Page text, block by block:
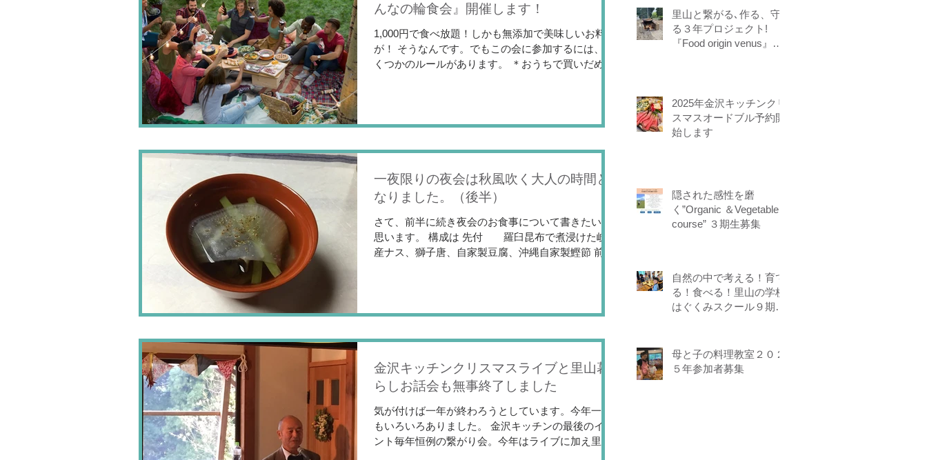
んなの輪食会』開催します！
1,000円で食べ放題！しかも無添加で美味しいお料理
が！ そうなんです。でもこの会に参加するには、い
くつかのルールがあります。 ＊おうちで買いだめし
一夜限りの夜会は秋風吹く大人の時間と
なりました。（後半）
さて、前半に続き夜会のお食事について書きたいと
思います。 構成は 先付 羅臼昆布で煮浸けた岐阜
産ナス、獅子唐、自家製豆腐、沖縄自家製鰹節 前
金沢キッチンクリスマスライブと里山暮
らしお話会も無事終了しました
気が付けば一年が終わろうとしています。今年一年
もいろいろありました。 金沢キッチンの最後のイベ
ント毎年恒例の繋がり会。今年はライブに加え里山
理法、オフライン参加オ
ンライン参加者募集中
里山と繋がる､作る、守
る３年プロジェクト!
『Food origin venus』開
2025年金沢キッチンクリ
スマスオードブル予約開
始します
隠された感性を磨
く”Organic ＆Vegetable
course” ３期生募集
自然の中で考える！育て
る！食べる！里山の学校
はぐくみスクール９期生
母と子の料理教室２０２
５年参加者募集